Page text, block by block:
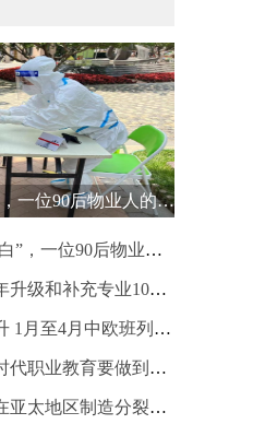
是“大白”也是“小白”，一位90后物业人的选择
是“大白”也是“小白”，一位90后物业人的选择
教育部：职教10年升级和补充专业1007种 更新幅度超70%
运行质量稳步提升 1月至4月中欧班列累计开行4813列
教育部：办好新时代职业教育要做到五个“必须坚持”
新华国际时评：在亚太地区制造分裂对抗的图谋注定失败